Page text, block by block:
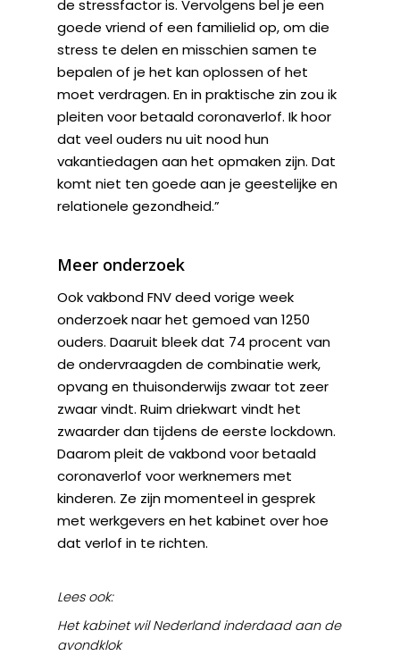
de stressfactor is. Vervolgens bel je een
goede vriend of een familielid op, om die
stress te delen en misschien samen te
bepalen of je het kan oplossen of het
moet verdragen. En in praktische zin zou ik
pleiten voor betaald coronaverlof. Ik hoor
dat veel ouders nu uit nood hun
vakantiedagen aan het opmaken zijn. Dat
komt niet ten goede aan je geestelijke en
relationele gezondheid.”
Meer onderzoek
Ook vakbond FNV deed vorige week
onderzoek naar het gemoed van 1250
ouders. Daaruit bleek dat 74 procent van
de ondervraagden de combinatie werk,
opvang en thuisonderwijs zwaar tot zeer
zwaar vindt. Ruim driekwart vindt het
zwaarder dan tijdens de eerste lockdown.
Daarom pleit de vakbond voor betaald
coronaverlof voor werknemers met
kinderen. Ze zijn momenteel in gesprek
met werkgevers en het kabinet over hoe
dat verlof in te richten.
Lees ook:
Het kabinet wil Nederland inderdaad aan de
avondklok